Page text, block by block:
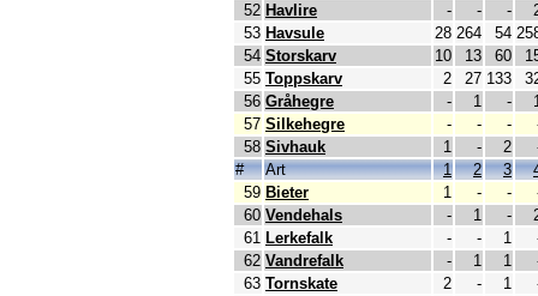
52 Havlire - - -
53 Havsule 28 264 54
54 Storskarv 10 13 60
55 Toppskarv 2 27 133
56 Gråhegre - 1 -
57 Silkehegre - - -
58 Sivhauk 1 - 2
#
Art 1 2 3
59 Bieter 1 - -
60 Vendehals - 1 -
61 Lerkefalk - - 1
62 Vandrefalk - 1 1
63 Tornskate 2 - 1